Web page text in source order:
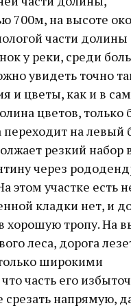
700м, на высоте
части долины
у реки, среди
увидеть точно
и цветы, как и в
цветов, только
переходит на левый
резкий набор
через
этом участке есть
кладки нет, и
хорошую тропу. На
леса, дорога
широкими
часть его
срезать напрямую,